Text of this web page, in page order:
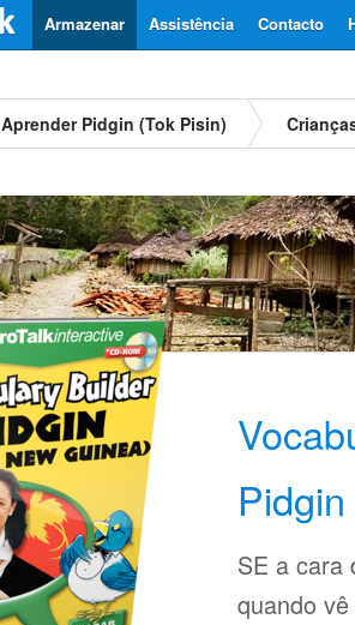
Contacto
Assistência
Armazenar
Aprender Pidgin (Tok Pisin)
SE a cara
quando